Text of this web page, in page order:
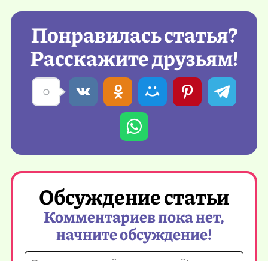
Понравилась статья?
Расскажите друзьям!
Обсуждение статьи
Комментариев пока нет,
начните обсуждение!